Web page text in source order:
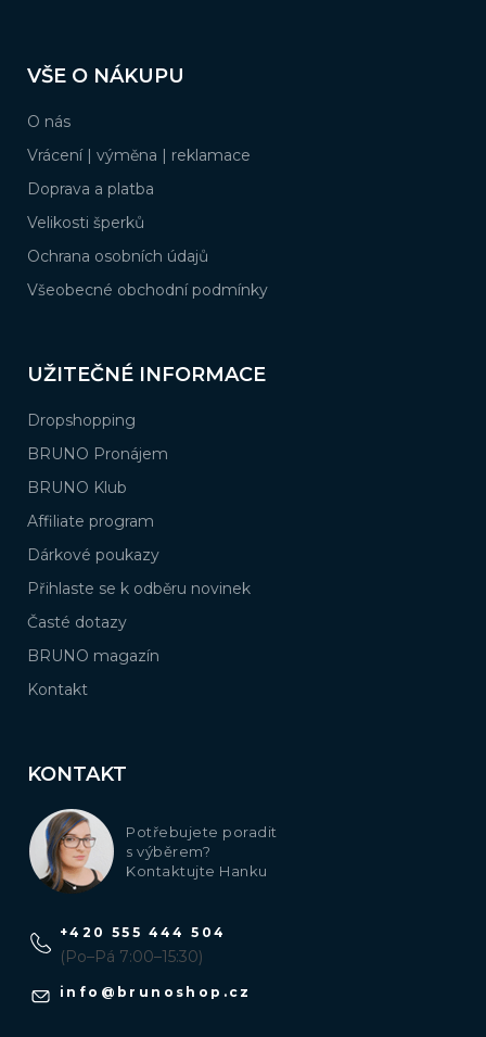
pVŠE O NÁKUPU
O nás
Vrácení | výměna | reklamace
Doprava a platba
Velikosti šperků
Ochrana osobních údajů
Všeobecné obchodní podmínky
UŽITEČNÉ INFORMACE
Dropshopping
BRUNO Pronájem
BRUNO Klub
Affiliate program
Dárkové poukazy
Přihlaste se k odběru novinek
Časté dotazy
BRUNO magazín
Kontakt
KONTAKT
Potřebujete poradit
s výběrem?
Kontaktujte Hanku
info @ brunoshop.cz
+420 555 444 504
(Po–Pá 7:00–15:30)